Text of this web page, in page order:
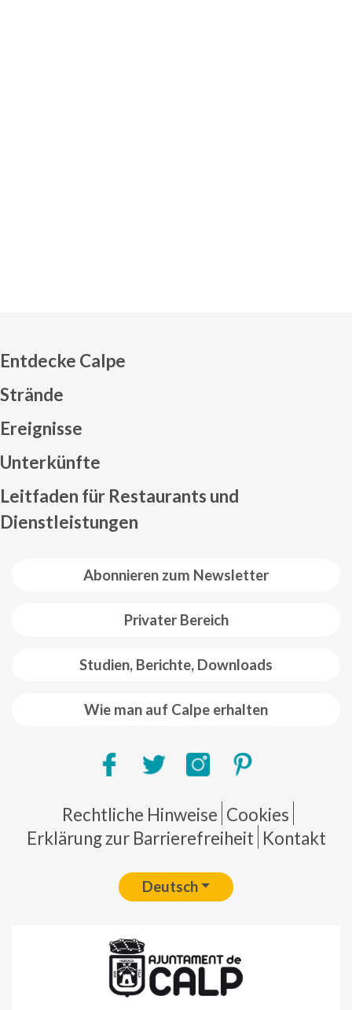
Abonnieren zum Newsletter
Privater Bereich
Studien, Berichte, Downloads
Wie man auf Calpe erhalten
Entdecke Calpe
Strände
Ereignisse
Unterkünfte
Leitfaden für Restaurants und
Dienstleistungen
Pie de página
Rechtliche Hinweise Cookies
Erklärung zur Barrierefreiheit Kontakt
Deutsch